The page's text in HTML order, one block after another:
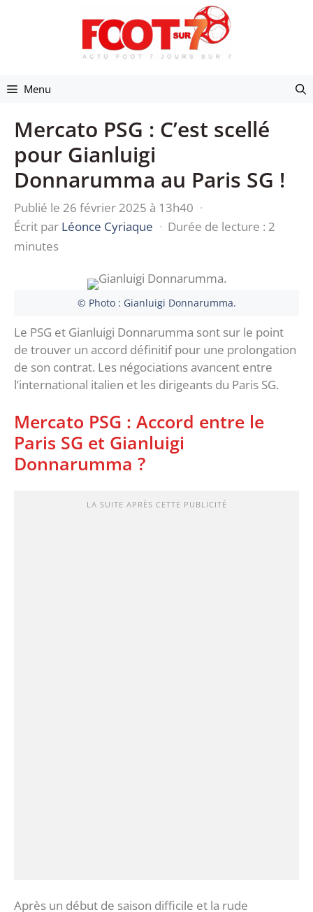
Menu
Mercato PSG : C’est scellé
pour Gianluigi
Donnarumma au Paris SG !
Publié le 26 février 2025 à 13h40 ·
Écrit par Léonce Cyriaque · Durée de lecture : 2
minutes
© Photo : Gianluigi Donnarumma.
Le PSG et Gianluigi Donnarumma sont sur le point
de trouver un accord définitif pour une prolongation
de son contrat. Les négociations avancent entre
l’international italien et les dirigeants du Paris SG.
Mercato PSG : Accord entre le
Paris SG et Gianluigi
Donnarumma ?
LA SUITE APRÈS CETTE PUBLICITÉ
Après un début de saison difficile et la rude